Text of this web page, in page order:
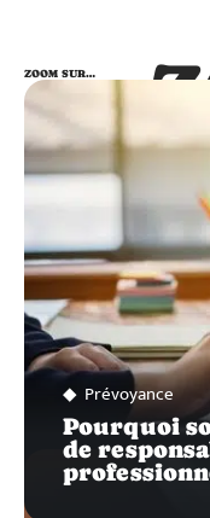
ZOOM SUR…
Prévoyance
Pourquoi
de